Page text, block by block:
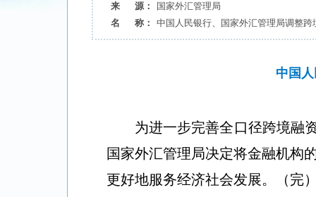
来 源：
国家外汇管理局
名 称：
中国人民银行、国家外汇管理局调整
中国
为进一步完善全口径跨境融
国家外汇管理局决定将金融机构
更好地服务经济社会发展。（完